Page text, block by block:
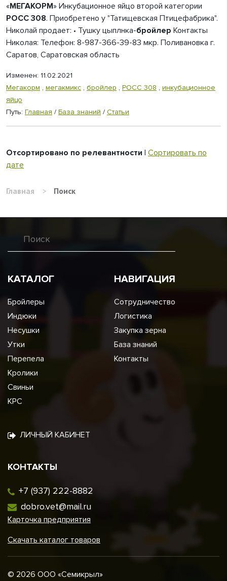
«МЕГАКОРМ» Инкубационное яйцо второй категории
РОСС 308. Приобретено у "Татищевская Птицефабрика".
Николай продает: • Тушку цыплнка-бройлер Контакты
Николая: Телефон: 8-987-366-39-83 мкр. Поливановка г.
Саратов, Саратовская область
Изменен: 11.02.2021
Мегакорм , мегакмикс , бройлер , РОСС 308 , инкубационное
яйцо
Путь: Главная / База знаний / Статьи
Отсортировано по релевантности | Сортировать по
дате
Главная > Поиск
КАТАЛОГ
Бройлеры
Индюки
Несушки
Утки
Перепела
Кролики
Свиньи
КРС
НАВИГАЦИЯ
Сотрудничество
Логистика
Закупка зерна
База знаний
Контакты
ЛИЧНЫЙ КАБИНЕТ
КОНТАКТЫ
+7 (937) 222-8882
dobro.vet@mail.ru
Карточка предприятия
Скачать каталог товаров
© 2026 ООО «Семикрыл»